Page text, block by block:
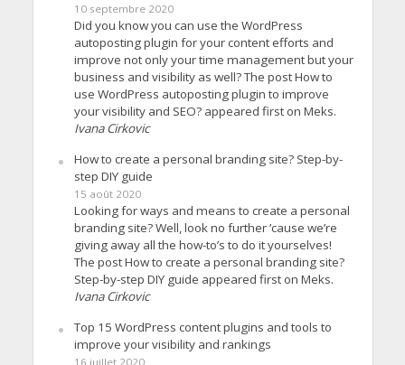
10 septembre 2020
Did you know you can use the WordPress
autoposting plugin for your content efforts and
improve not only your time management but your
business and visibility as well? The post How to
use WordPress autoposting plugin to improve
your visibility and SEO? appeared first on Meks.
Ivana Cirkovic
How to create a personal branding site? Step-by-
step DIY guide
15 août 2020
Looking for ways and means to create a personal
branding site? Well, look no further ’cause we’re
giving away all the how-to’s to do it yourselves!
The post How to create a personal branding site?
Step-by-step DIY guide appeared first on Meks.
Ivana Cirkovic
Top 15 WordPress content plugins and tools to
improve your visibility and rankings
16 juillet 2020